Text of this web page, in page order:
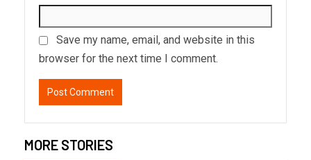
Save my name, email, and website in this
browser for the next time I comment.
MORE STORIES